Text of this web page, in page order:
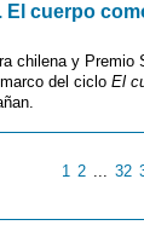
El cuerpo
chilena y
del ciclo El
1 2 ... 32